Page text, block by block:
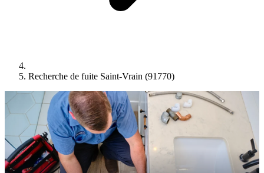
Recherche de fuite Saint-Vrain (91770)